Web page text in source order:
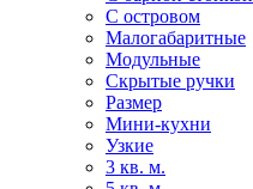
С островом
Малогабаритные
Модульные
Скрытые ручки
Размер
Мини-кухни
Узкие
3 кв. м.